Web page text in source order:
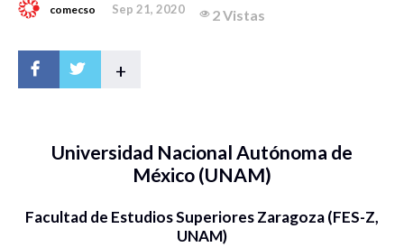
comecso Sep 21, 2020 2 Vistas
+
Universidad Nacional Autónoma de
México (UNAM)
Facultad de Estudios Superiores Zaragoza (FES-Z,
UNAM)